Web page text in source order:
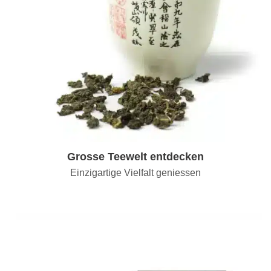
Grosse Teewelt entdecken
Einzigartige Vielfalt geniessen